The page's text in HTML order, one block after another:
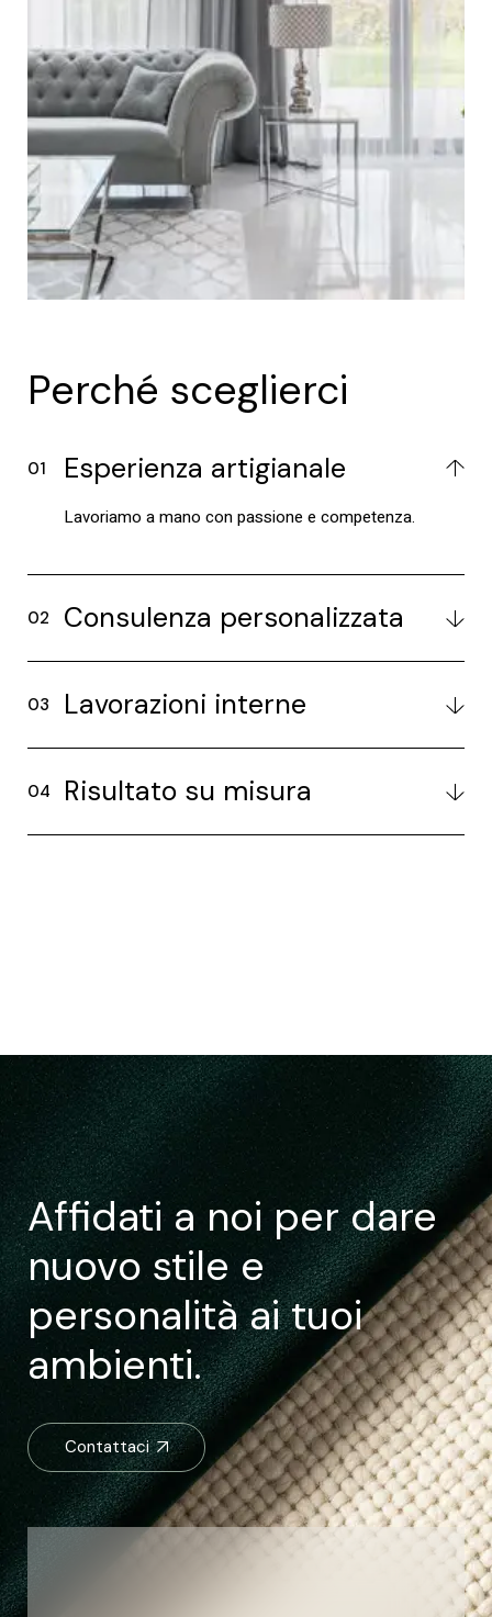
Perché sceglierci
Esperienza artigianale
Lavoriamo a mano con passione e competenza.
Consulenza personalizzata
Lavorazioni interne
Risultato su misura
Affidati a noi per dare
nuovo stile e
personalità ai tuoi
ambienti.
Contattaci